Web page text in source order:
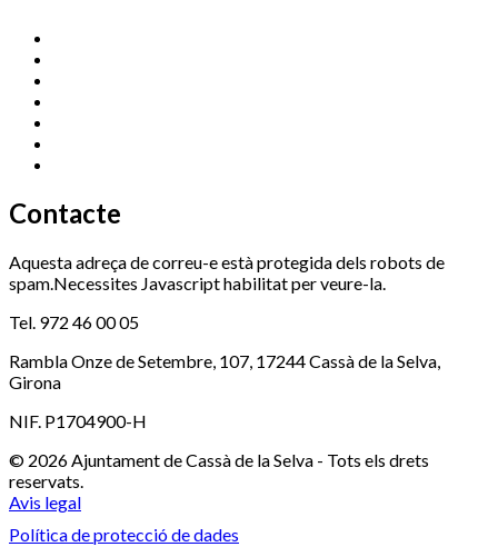
Contacte
Aquesta adreça de correu-e està protegida dels robots de
spam.Necessites Javascript habilitat per veure-la.
Tel. 972 46 00 05
Rambla Onze de Setembre, 107, 17244 Cassà de la Selva,
Girona
NIF. P1704900-H
© 2026 Ajuntament de Cassà de la Selva - Tots els drets
reservats.
Avis legal
Política de protecció de dades